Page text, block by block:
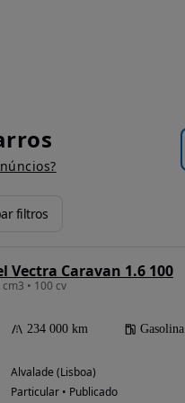
filtros
Vectra Caravan 1.6 100
• 100 cv
234 000 km Gasolina
Alvalade (Lisboa)
Particular • Publicado